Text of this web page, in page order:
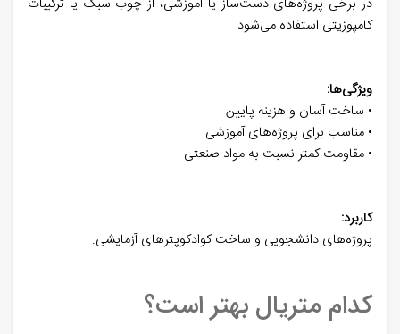
در برخی پروژه‌های دست‌ساز یا آموزشی، از چوب سبک یا ترکیبات
کامپوزیتی استفاده می‌شود.
ویژگی‌ها:
• ساخت آسان و هزینه پایین
• مناسب برای پروژه‌های آموزشی
• مقاومت کمتر نسبت به مواد صنعتی
کاربرد:
پروژه‌های دانشجویی و ساخت کوادکوپترهای آزمایشی.
کدام متریال بهتر است؟